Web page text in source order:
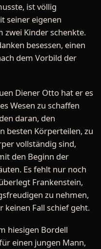
ist völlig
seiner eigenen
zwei Kinder schenkte.
besessen, einen
dem Vorbild der
Diener Otto hat er es
Wesen zu schaffen
daran, den
besten Körperteilen, zu
vollständig sind,
den Beginn der
Es fehlt nur noch
Frankenstein,
zu nehmen,
keinen Fall schief geht.
hiesigen Bordell
einen jungen Mann,